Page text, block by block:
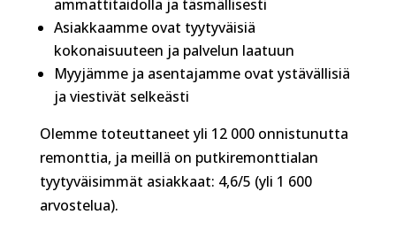
ammattitaidolla ja täsmällisesti
Asiakkaamme ovat tyytyväisiä
kokonaisuuteen ja palvelun laatuun
Myyjämme ja asentajamme ovat ystävällisiä
ja viestivät selkeästi
Olemme toteuttaneet yli 12 000 onnistunutta
remonttia, ja meillä on putkiremonttialan
tyytyväisimmät asiakkaat: 4,6/5 (yli 1 600
arvostelua).